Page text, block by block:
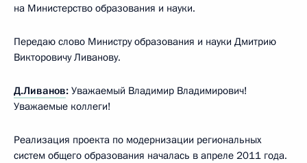
на Министерство образования и науки.
Передаю слово Министру образования и науки Дмитрию
Викторовичу Ливанову.
Д.Ливанов: Уважаемый Владимир Владимирович!
Уважаемые коллеги!
Реализация проекта по модернизации региональных
систем общего образования началась в апреле 2011 года.